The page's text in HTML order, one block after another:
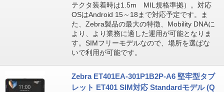
テクタ装着時は1.5m MIL規格準拠）。対応
OSはAndroid 15～18まで対応予定です。ま
た、Zebra製品の最大の特徴、Mobility DNAに
より、より業務に適した運用が可能となりま
す。SIMフリーモデルなので、場所を選ばな
いで利用が可能です。
Zebra ET401EA-301P1B2P-A6 堅牢型タブ
レット ET401 SIM対応 Standardモデル (Q